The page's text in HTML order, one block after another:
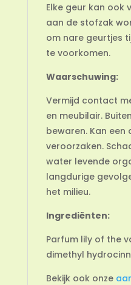
Elke geur kan ook
aan de stofzak
om nare geurtjes
te voorkomen.
Waarschuwing:
Vermijd contact
en meubilair.
bewaren. Kan
veroorzaken.
water levende
langdurige
het milieu.
Ingrediënten:
Parfum lily of the
dimethyl
Bekijk ook onze